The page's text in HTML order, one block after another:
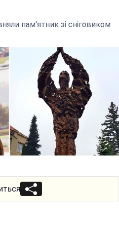
пам'ятник зі сніговиком